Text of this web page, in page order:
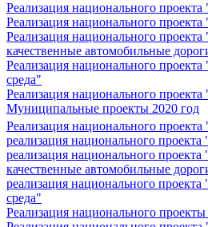
Реализация национального
Реализация национального
Реализация национального
качественные автомобильные
Реализация национального
среда"
Реализация национального проекта
Муниципальные проекты 2020 год
Реализация национального
реализация национального
реализация национального проекта
качественные автомобильные
реализация национального
среда"
Реализация национального